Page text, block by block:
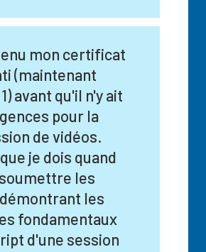
mon certificat
(maintenant
avant qu'il n'y ait
pour la
de vidéos.
je dois quand
les
les
fondamentaux
d'une session